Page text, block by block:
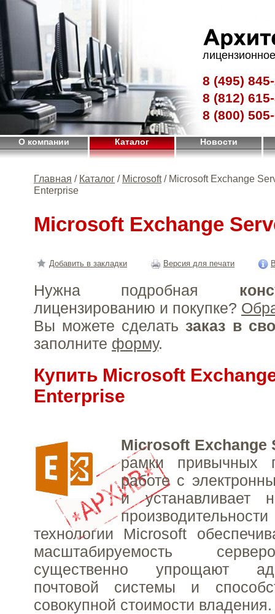
8 (495)
8 (812)
8 (800)
О компании Каталог Новости
Главная / Каталог / Microsoft/ Microsoft Exchange
Enterprise
Microsoft Exchange
Добавить в закладки Версия для печати
Нужна подробная
лицензированию и покупке?
Вы можете сделать заказ в
заполните форму.
Купить Microsoft
Enterprise
Microsoft Exchange
рамки привычных
работе с
и устанавливает
технологии Microsoft
масштабируемость
существенно упрощают
почтовой системы и
совокупной стоимости владения.